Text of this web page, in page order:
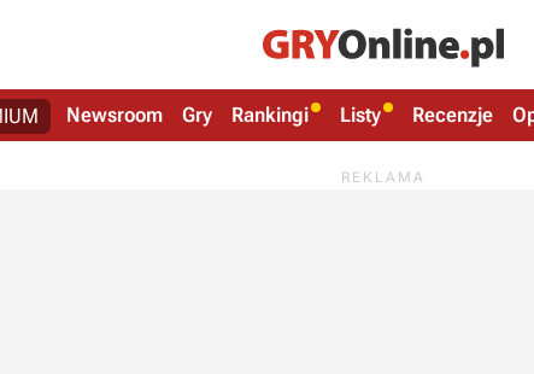
Newsroom Gry Rankingi Listy Recenzje